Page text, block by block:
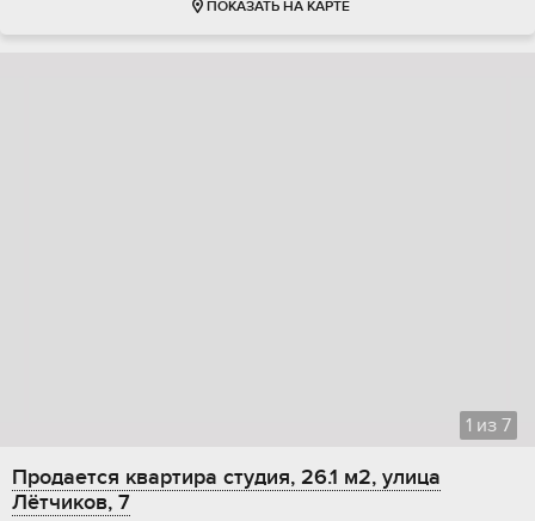
ПОКАЗАТЬ НА КАРТЕ
1 из 7
Продается квартира студия, 26.1 м2, улица
Лётчиков, 7